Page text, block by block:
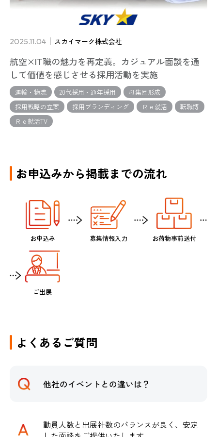
2025.11.04 スカイマーク株式会社
航空×IT職の魅力を再定義。カジュアル面談を通
して価値を感じさせる採用活動を実施
運輸・物流 20代採用・通年採用
母集団形成
採用戦略の立案
採用ブランディング Ｒｅ就活
転職博
Ｒｅ就活TV
お申込みから掲載までの流れ
お申込み 募集情報入力 お荷物事前送付
ご出展
よくあるご質問
他社のイベントとの違いは？
動員人数と出展社数のバランスが良く、安定